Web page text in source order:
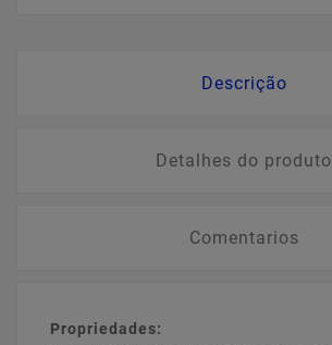
Descrição
Detalhes do produto
Comentarios
Propriedades: